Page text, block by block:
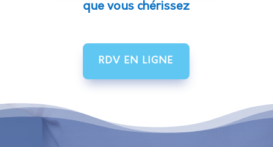
que vous chérissez
RDV EN LIGNE